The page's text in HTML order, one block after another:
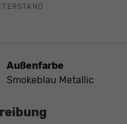
Außenfarbe
Smokeblau Metallic